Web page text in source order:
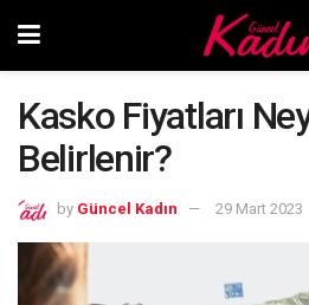
Kasko Fiyatları
Belirlenir?
by Güncel Kadın 29 Mart 2023